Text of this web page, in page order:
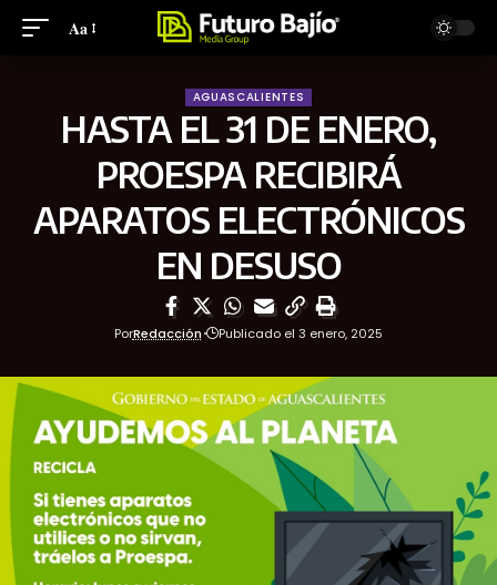
Aa
AGUASCALIENTES
HASTA EL 31 DE ENERO,
PROESPA RECIBIRÁ
APARATOS ELECTRÓNICOS
EN DESUSO
PorRedacción Publicado el 3 enero, 2025